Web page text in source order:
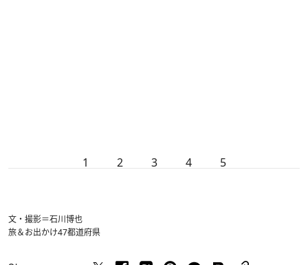
1 2 3 4 5
文・撮影＝石川博也
旅＆お出かけ47都道府県